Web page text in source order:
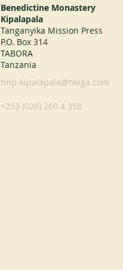
Benedictine Monastery
Kipalapala
Tanganyika Mission Press
P.O. Box 314
TABORA
Tanzania
tmp-kipalapala@twiga.com
+255 (026) 260 4 358